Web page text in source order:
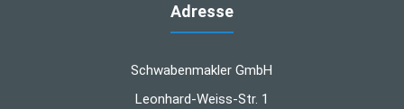
Adresse
Schwabenmakler GmbH
Leonhard-Weiss-Str. 1